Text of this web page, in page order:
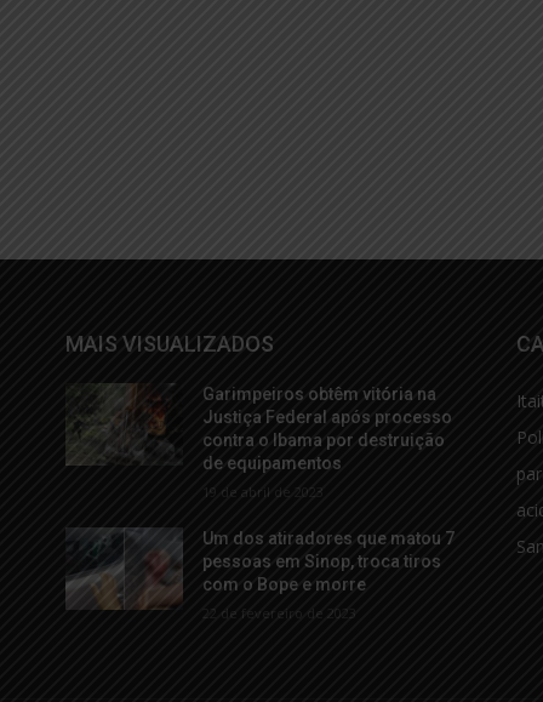
MAIS VISUALIZADOS
Garimpeiros obtêm vitória na
Justiça Federal após processo
contra o Ibama por destruição
de equipamentos
19 de abril de 2023
Um dos atiradores que matou 7
pessoas em Sinop, troca tiros
com o Bope e morre
22 de fevereiro de 2023